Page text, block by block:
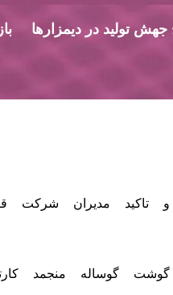
تولید در دیمزارها
تاکید مدیران شرکت